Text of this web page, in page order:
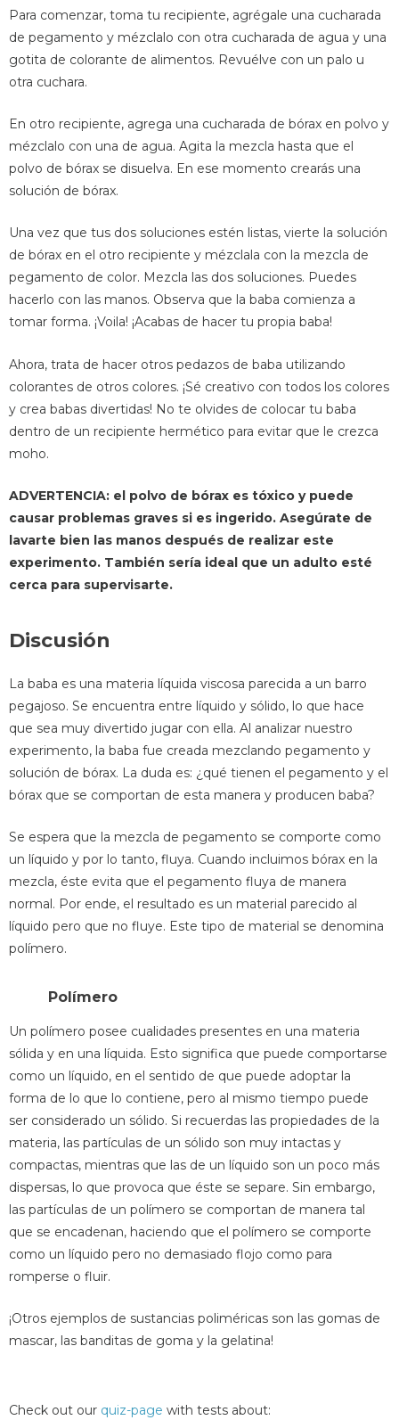
Para comenzar, toma tu recipiente, agrégale una cucharada
de pegamento y mézclalo con otra cucharada de agua y una
gotita de colorante de alimentos. Revuélve con un palo u
otra cuchara.
En otro recipiente, agrega una cucharada de bórax en polvo y
mézclalo con una de agua. Agita la mezcla hasta que el
polvo de bórax se disuelva. En ese momento crearás una
solución de bórax.
Una vez que tus dos soluciones estén listas, vierte la solución
de bórax en el otro recipiente y mézclala con la mezcla de
pegamento de color. Mezcla las dos soluciones. Puedes
hacerlo con las manos. Observa que la baba comienza a
tomar forma. ¡Voila! ¡Acabas de hacer tu propia baba!
Ahora, trata de hacer otros pedazos de baba utilizando
colorantes de otros colores. ¡Sé creativo con todos los colores
y crea babas divertidas! No te olvides de colocar tu baba
dentro de un recipiente hermético para evitar que le crezca
moho.
ADVERTENCIA: el polvo de bórax es tóxico y puede
causar problemas graves si es ingerido. Asegúrate de
lavarte bien las manos después de realizar este
experimento. También sería ideal que un adulto esté
cerca para supervisarte.
Discusión
La baba es una materia líquida viscosa parecida a un barro
pegajoso. Se encuentra entre líquido y sólido, lo que hace
que sea muy divertido jugar con ella. Al analizar nuestro
experimento, la baba fue creada mezclando pegamento y
solución de bórax. La duda es: ¿qué tienen el pegamento y el
bórax que se comportan de esta manera y producen baba?
Se espera que la mezcla de pegamento se comporte como
un líquido y por lo tanto, fluya. Cuando incluimos bórax en la
mezcla, éste evita que el pegamento fluya de manera
normal. Por ende, el resultado es un material parecido al
líquido pero que no fluye. Este tipo de material se denomina
polímero.
Polímero
Un polímero posee cualidades presentes en una materia
sólida y en una líquida. Esto significa que puede comportarse
como un líquido, en el sentido de que puede adoptar la
forma de lo que lo contiene, pero al mismo tiempo puede
ser considerado un sólido. Si recuerdas las propiedades de la
materia, las partículas de un sólido son muy intactas y
compactas, mientras que las de un líquido son un poco más
dispersas, lo que provoca que éste se separe. Sin embargo,
las partículas de un polímero se comportan de manera tal
que se encadenan, haciendo que el polímero se comporte
como un líquido pero no demasiado flojo como para
romperse o fluir.
¡Otros ejemplos de sustancias poliméricas son las gomas de
mascar, las banditas de goma y la gelatina!
Check out our quiz-page with tests about: